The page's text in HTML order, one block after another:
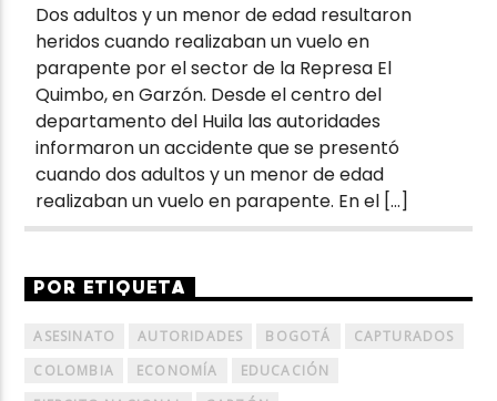
Dos adultos y un menor de edad resultaron
heridos cuando realizaban un vuelo en
parapente por el sector de la Represa El
Quimbo, en Garzón. Desde el centro del
departamento del Huila las autoridades
informaron un accidente que se presentó
cuando dos adultos y un menor de edad
realizaban un vuelo en parapente. En el […]
POR ETIQUETA
ASESINATO AUTORIDADES BOGOTÁ
CAPTURADOS
COLOMBIA
ECONOMÍA
EDUCACIÓN